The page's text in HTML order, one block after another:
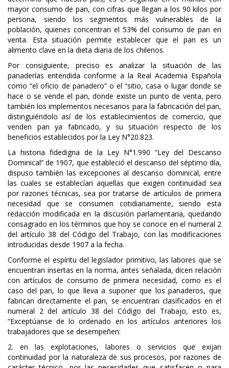
mayor consumo de pan, con cifras que llegan a los 90 kilos por
persona, siendo los segmentos más vulnerables de la
población, quienes concentran el 53% del consumo de pan en
venta. Esta situación permite establecer que el pan es un
alimento clave en la dieta diaria de los chilenos.
Por consiguiente, preciso es analizar la situación de las
panaderías entendida conforme a la Real Academia Española
como “el oficio de panadero” o el “sitio, casa o lugar donde se
hace o se vende el pan, donde existe un punto de venta, pero
también los implementos necesarios para la fabricación del pan,
distinguiéndolo así de los establecimientos de comercio, que
venden pan ya fabricado, y su situación respecto de los
beneficios establecidos por la Ley N°20.823.
La historia fidedigna de la Ley N°1.990 “Ley del Descanso
Dominical” de 1907, que estableció el descanso del séptimo día,
dispuso también las excepciones al descanso dominical, entre
las cuales se establecían aquellas que exigen continuidad sea
por razones técnicas, sea por tratarse de artículos de primera
necesidad que se consumen cotidianamente, siendo esta
redacción modificada en la discusión parlamentaria, quedando
consagrado en los términos que hoy se conoce en el numeral 2
del artículo 38 del Código del Trabajo, con las modificaciones
introducidas desde 1907 a la fecha.
Conforme el espíritu del legislador primitivo, las labores que se
encuentran insertas en la norma, antes señalada, dicen relación
con artículos de consumo de primera necesidad, como es el
caso del pan, lo que lleva a suponer que los panaderos, que
fabrican directamente el pan, se encuentran clasificados en el
numeral 2 del artículo 38 del Código del Trabajo, esto es,
“Exceptúanse de lo ordenado en los artículos anteriores los
trabajadores que se desempeñen:
2. en las explotaciones, labores o servicios que exijan
continuidad por la naturaleza de sus procesos, por razones de